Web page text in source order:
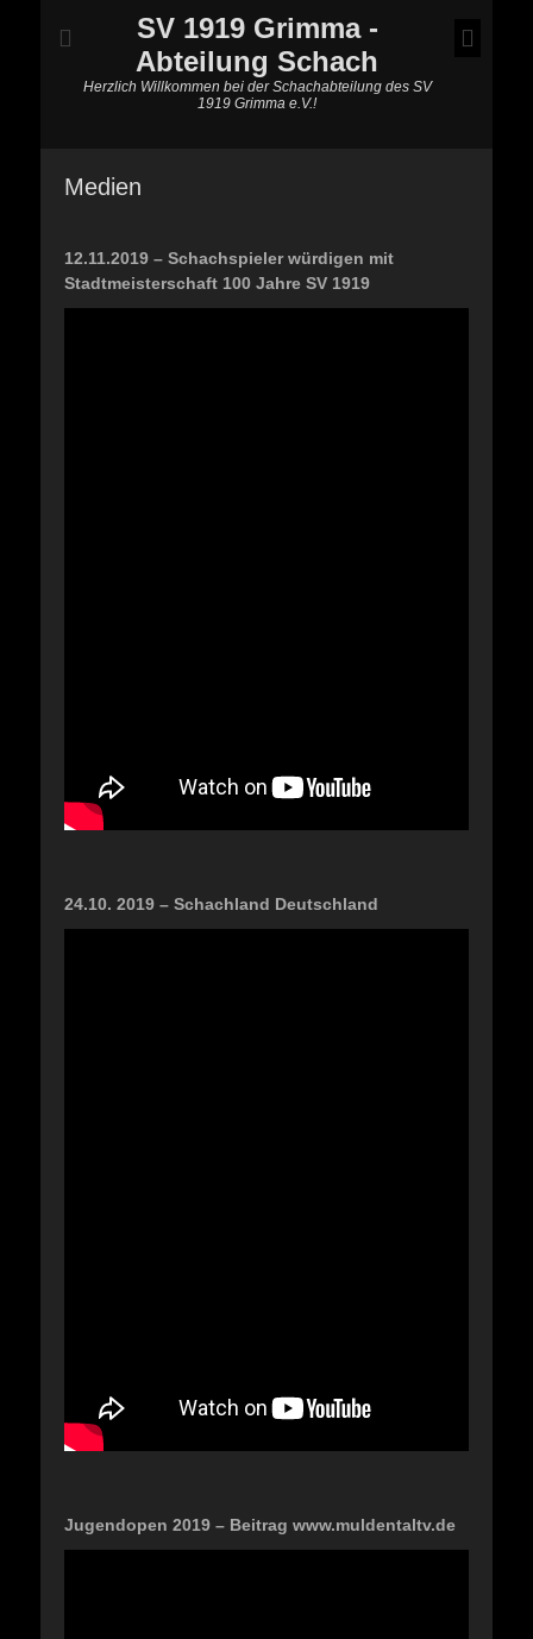
SV 1919 Grimma -
Abteilung Schach
Herzlich Willkommen bei der Schachabteilung des SV
1919 Grimma e.V.!
Medien
12.11.2019 – Schachspieler würdigen mit
Stadtmeisterschaft 100 Jahre SV 1919
24.10. 2019 – Schachland Deutschland
Jugendopen 2019 – Beitrag www.muldentaltv.de